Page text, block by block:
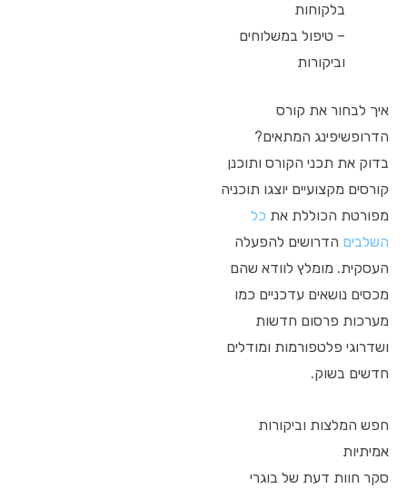
בלקוחות
– טיפול במשלוחים
וביקורות
איך לבחור את קורס
הדרופשיפינג המתאים?
בדוק את תכני הקורס ותוכנן
קורסים מקצועיים יוצגו תוכניה
מפורטת הכוללת את כל
השלבים הדרושים להפעלה
העסקית. מומלץ לוודא שהם
מכסים נושאים עדכניים כמו
מערכות פרסום חדשות
ושדרוגי פלטפורמות ומודלים
חדשים בשוק.
חפש המלצות וביקורות
אמיתיות
סקר חוות דעת של בוגרי